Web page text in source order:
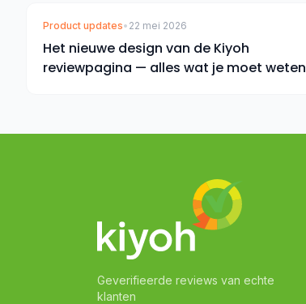
Product updates• 22 mei 2026
Het nieuwe design van de Kiyoh
reviewpagina — alles wat je moet weten
Geverifieerde reviews van echte
klanten